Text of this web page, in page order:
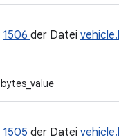
1506 der Datei
bytes_value
1505 der Datei